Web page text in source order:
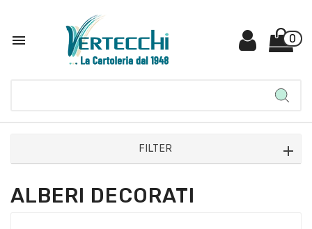
 0
FILTER
ALBERI DECORATI